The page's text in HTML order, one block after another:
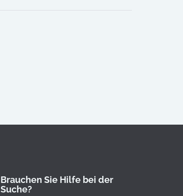
Brauchen Sie Hilfe bei der
Suche?